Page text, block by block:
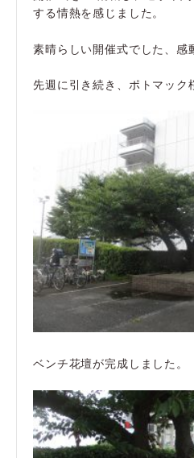
する情熱を感じました。
素晴らしい開催式でした、
先週に引き続き、ポトマック
ベンチ花壇が完成しました。